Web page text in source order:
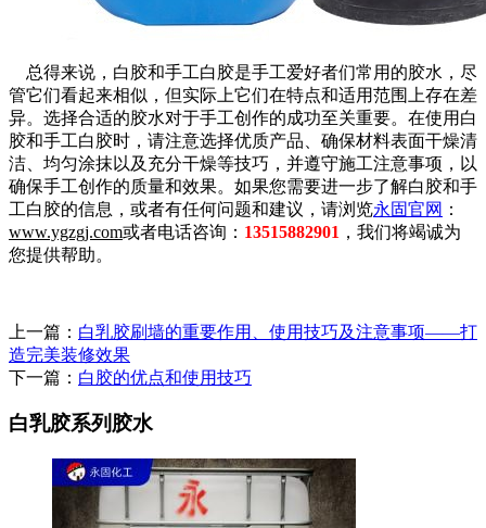
总得来说，白胶和手工白胶是手工爱好者们常用的胶水，尽
管它们看起来相似，但实际上它们在特点和适用范围上存在差
异。选择合适的胶水对于手工创作的成功至关重要。在使用白
胶和手工白胶时，请注意选择优质产品、确保材料表面干燥清
洁、均匀涂抹以及充分干燥等技巧，并遵守施工注意事项，以
确保手工创作的质量和效果。如果您需要进一步了解白胶和手
工白胶的信息，或者有任何问题和建议，请浏览永固官网 ：
www.ygzgj.com或者电话咨询： 13515882901 ，我们将竭诚为
您提供帮助。
上一篇： 白乳胶刷墙的重要作用、使用技巧及注意事项——打
造完美装修效果
下一篇： 白胶的优点和使用技巧
白乳胶系列胶水